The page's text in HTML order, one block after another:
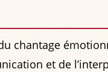
chantage
et de